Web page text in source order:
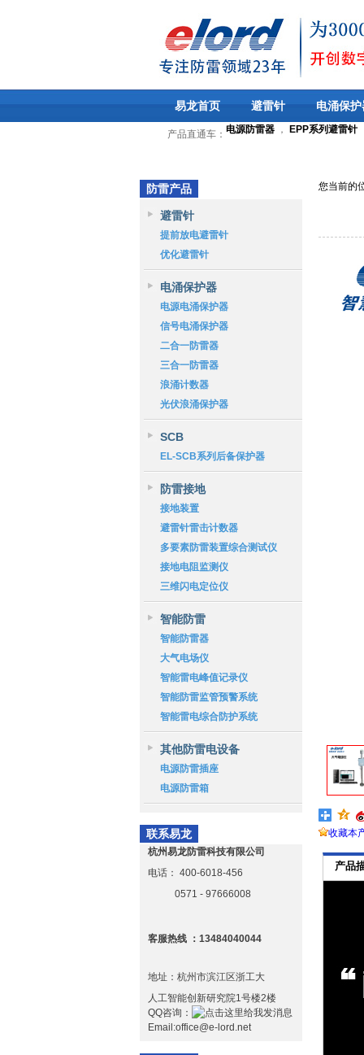
易龙首页 避雷针 电涌保护
产品直通车： 电源防雷器 ， EPP系列避雷针
防雷产品
避雷针
提前放电避雷针
优化避雷针
电涌保护器
电源电涌保护器
信号电涌保护器
二合一防雷器
三合一防雷器
浪涌计数器
光伏浪涌保护器
SCB
EL-SCB系列后备保护器
防雷接地
接地装置
避雷针雷击计数器
多要素防雷装置综合测试仪
接地电阻监测仪
三维闪电定位仪
智能防雷
智能防雷器
大气电场仪
智能雷电峰值记录仪
智能防雷监管预警系统
智能雷电综合防护系统
其他防雷电设备
电源防雷插座
电源防雷箱
联系易龙
杭州易龙防雷科技有限公司
电话： 400-6018-456
0571 - 97666008
客服热线 ：13484040044
地址：杭州市滨江区浙工大
人工智能创新研究院1号楼2楼
QQ咨询：
Email:office@e-lord.net
您当前的
收藏本
产品